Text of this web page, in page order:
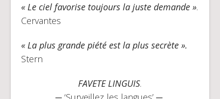
« Le ciel favorise toujours la juste demande ».
Cervantes
« La plus grande piété est la plus secrète ».
Stern
FAVETE LINGUIS.